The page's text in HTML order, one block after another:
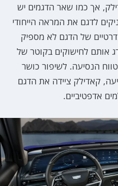
אך כמו שאר הדגמים יש
לדגם את המראה הייחודי
ה-"21 הסטנדרטיים של הדגם לא מספיק
אותם לחישוקים בקוטר של
בטווח הנסיעה. לשיפור כושר
קאדילק ציידה את הדגם
אדפטיביים.